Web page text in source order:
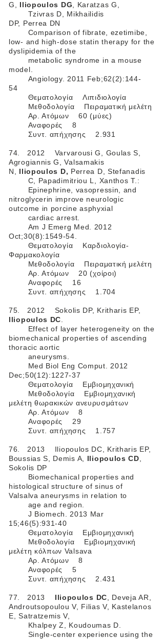
G, Iliopoulos DG , Karatzas G,
Tzivras D, Mikhailidis
DP, Perrea DN
Comparison of fibrate, ezetimibe,
low- and high-dose statin therapy for the
dyslipidemia of the
metabolic syndrome in a mouse
model.
Angiology. 2011 Feb;62(2):144-
54
Θεματολογία Λιπιδιολογία
Μεθοδολογία Πειραματική μελέτη
Αρ. Ατόμων 60 (μύες)
Αναφορές 8
Συντ. απήχησης 2.931
74. 2012 Varvarousi G, Goulas S,
Agrogiannis G, Valsamakis
N,
Iliopoulos D, Perrea D, Stefanadis
C, Papadimitriou L, Xanthos T.:
Epinephrine, vasopressin, and
nitroglycerin improve neurologic
outcome in porcine asphyxial
cardiac arrest.
Am J Emerg Med. 2012
Oct;30(8):1549-54.
Θεματολογία Kαρδιολογία-
Φαρμακολογία
Μεθοδολογία Πειραματική μελέτη
Αρ. Ατόμων 20 (χοίροι)
Αναφορές 16
Συντ. απήχησης 1.704
75. 2012 Sokolis DP, Kritharis EP,
Iliopoulos DC
Effect of layer heterogeneity on the
biomechanical properties of ascending
thoracic aortic
aneurysms.
Med Biol Eng Comput. 2012
Dec;50(12):1227-37
Θεματολογία Εμβιομηχανική
Μεθοδολογία Εμβιομηχανική
μελέτη θωρακικών ανευρυσμάτων
Αρ. Ατόμων 8
Αναφορές 29
Συντ. απήχησης 1.757
76. 2013 Iliopoulos DC, Kritharis EP,
Boussias S, Demis A,
Iliopoulos CD
Sokolis DP
Biomechanical properties and
histological structure of sinus of
Valsalva aneurysms in relation to
age and region.
J Biomech. 2013 Mar
15;46(5):931-40
Θεματολογία Εμβιομηχανική
Μεθοδολογία Εμβιομηχανική
μελέτη κόλπων Valsava
Αρ. Ατόμων 8
Αναφορές 5
Συντ. απήχησης 2.431
77. 2013 Iliopoulos DC , Deveja AR,
Androutsopoulou V, Filias V, Kastelanos
E, Satratzemis V,
Khalpey Z, Koudoumas D.
Single-center experience using the